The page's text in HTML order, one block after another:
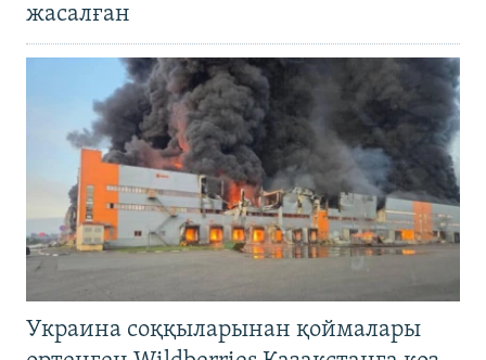
жасалған
Украина соққыларынан қоймалары